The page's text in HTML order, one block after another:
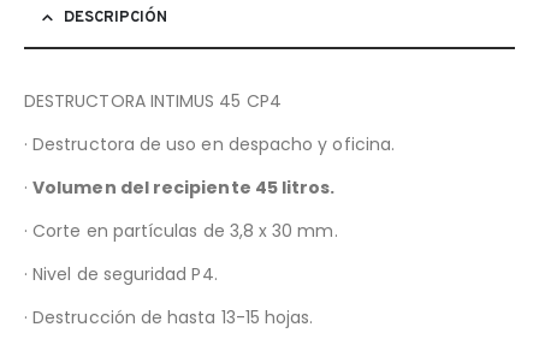
DESCRIPCIÓN
DESTRUCTORA INTIMUS 45 CP4
· Destructora de uso en despacho y oficina.
·Volumen del recipiente 45 litros.
· Corte en partículas de 3,8 x 30 mm.
· Nivel de seguridad P4.
· Destrucción de hasta 13-15 hojas.